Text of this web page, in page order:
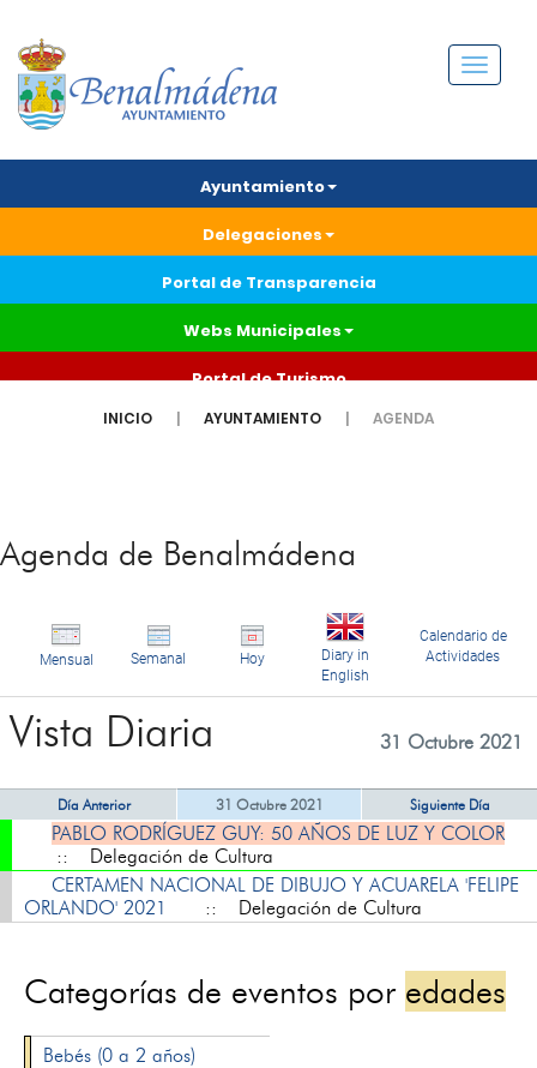
Menú
Ayuntamiento
Delegaciones
Portal de Transparencia
Webs Municipales
Portal de Turismo
INICIO AYUNTAMIENTO AGENDA
Agenda de Benalmádena
Mensual Semanal Hoy
Diary in
English
Calendario de
Actividades
Vista Diaria 31 Octubre 2021
Día Anterior 31 Octubre 2021 Siguiente Día
PABLO RODRÍGUEZ GUY: 50 AÑOS DE LUZ Y COLOR
:: Delegación de Cultura
CERTAMEN NACIONAL DE DIBUJO Y ACUARELA 'FELIPE
ORLANDO' 2021
:: Delegación de Cultura
Categorías de eventos por edades
Bebés (0 a 2 años)